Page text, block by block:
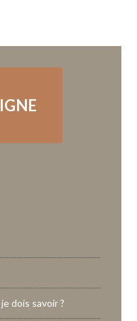
dois savoir ?